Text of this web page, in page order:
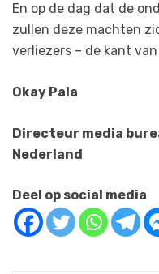
En op de dag dat de
zullen deze machten
verliezers – de kant
Okay Pala
Directeur media
Nederland
Deel op social media